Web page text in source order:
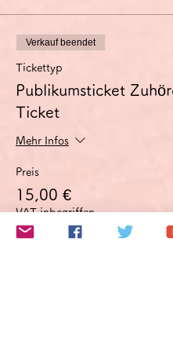
Verkauf beendet
Tickettyp
Publikumsticket
Ticket
Mehr Infos
Preis
15,00 €
VAT inbegriffen